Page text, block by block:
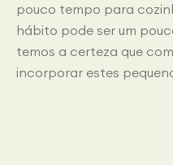
pouco tempo para
hábito pode ser um
temos a certeza que
incorporar estes